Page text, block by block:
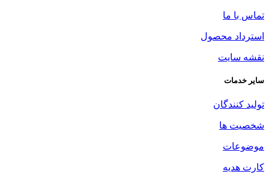
تماس با ما
استرداد محصول
نقشه سایت
سایر خدمات
تولید کنندگان
شخصیت ها
موضوعات
کارت هدیه